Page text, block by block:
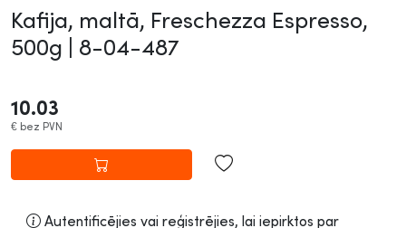
Kafija, maltā, Freschezza Espresso,
500g | 8-04-487
10.03
€ bez PVN
Autentificējies vai reģistrējies, lai iepirktos par